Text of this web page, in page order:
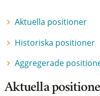
Aktuella positioner
Historiska positioner
Aggregerade
Aktuella